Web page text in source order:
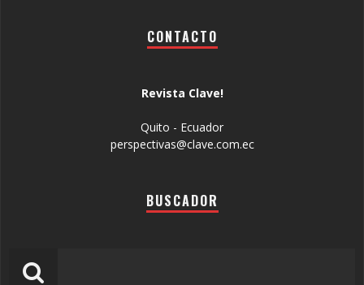
CONTACTO
Revista Clave!
Quito - Ecuador
perspectivas@clave.com.ec
BUSCADOR